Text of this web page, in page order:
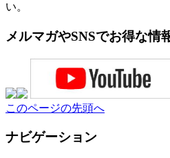
い。
メルマガやSNSでお得な情
このページの先頭へ
ナビゲーション